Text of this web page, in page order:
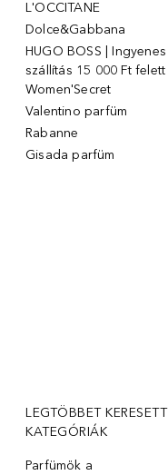
L'OCCITANE
Dolce&Gabbana
HUGO BOSS | Ingyenes
szállítás 15 000 Ft felett
Women'Secret
Valentino parfüm
Rabanne
Gisada parfüm
LEGTÖBBET KERESETT
KATEGÓRIÁK
Parfümök ️a